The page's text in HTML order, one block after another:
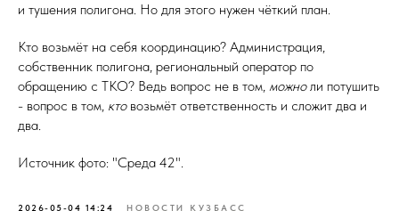
и тушения полигона. Но для этого нужен чёткий план.
Кто возьмёт на себя координацию? Администрация,
собственник полигона, региональный оператор по
обращению с ТКО? Ведь вопрос не в том, можноли потушить
- вопрос в том, ктовозьмёт ответственность и сложит два и
два.
Источник фото: "Среда 42".
2026-05-04 14:24 НОВОСТИ КУЗБАСС